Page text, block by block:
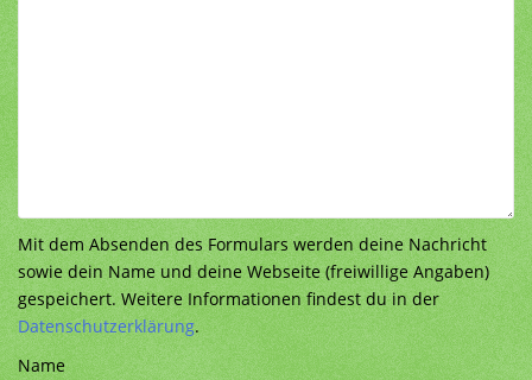
Mit dem Absenden des Formulars werden deine Nachricht
sowie dein Name und deine Webseite (freiwillige Angaben)
gespeichert. Weitere Informationen findest du in der
Datenschutzerklärung.
Name